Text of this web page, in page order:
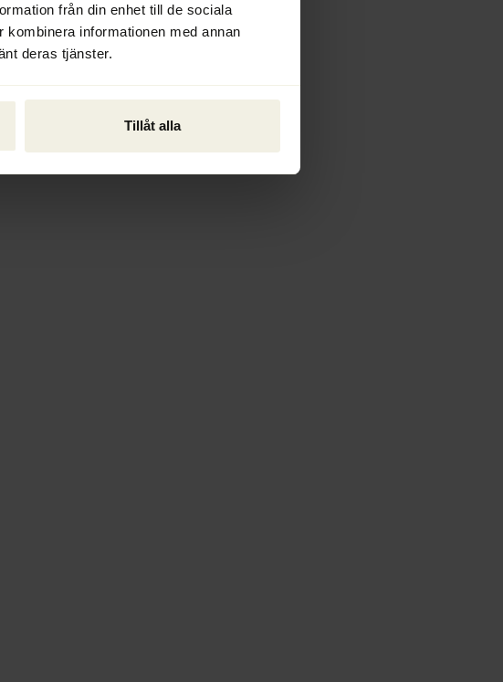
från din enhet till de sociala
informationen med annan
deras tjänster.
Tillåt alla